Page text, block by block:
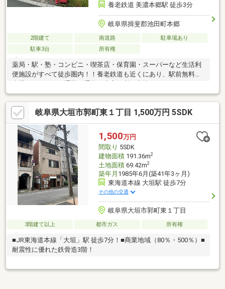
養老鉄道 美濃本郷駅 徒歩3分
岐阜県揖斐郡池田町本郷
2階建て 南道路
駐車場あり
駐車3台
所有権
薬局・駅・塾・コンビニ・喫茶店・保育園・スーパーなど生活利
便施設がすべて徒歩圏内！！養老鉄道も近くにあり、駅前無料駐
車場もあります！通勤・通学に大変便利な立地です♪♪
岐阜県大垣市郭町東１丁目 1,500万円 5SDK
1,500万円
間取り 5SDK
建物面積191.36m2
土地面積69.42m2
築年月 1985年6月(築41年3ヶ月)
東海道本線 大垣駅 徒歩7分
その他の交通
岐阜県大垣市郭町東１丁目
3階建て以上 都市ガス 所有権
■JR東海道本線「大垣」駅 徒歩7分！■商業地域（80％・500％）■
耐震性に優れた鉄骨造3階！